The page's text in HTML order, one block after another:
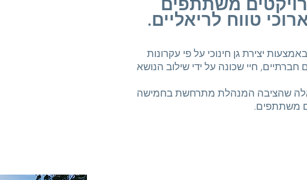
טווח לריאליים.
יצירת גן חינוכי על פי עקרונות
חיי שכונה על ידי שילוב הנושא
אלה שהציבה המנהלת מתרחשת בחמישה
משתתפים.